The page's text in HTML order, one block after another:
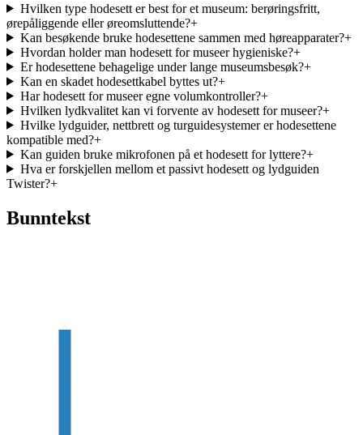
Hvilken type hodesett er best for et museum: berøringsfritt,
ørepåliggende eller øreomsluttende?+
Kan besøkende bruke hodesettene sammen med høreapparater?+
Hvordan holder man hodesett for museer hygieniske?+
Er hodesettene behagelige under lange museumsbesøk?+
Kan en skadet hodesettkabel byttes ut?+
Har hodesett for museer egne volumkontroller?+
Hvilken lydkvalitet kan vi forvente av hodesett for museer?+
Hvilke lydguider, nettbrett og turguidesystemer er hodesettene
kompatible med?+
Kan guiden bruke mikrofonen på et hodesett for lyttere?+
Hva er forskjellen mellom et passivt hodesett og lydguiden
Twister?+
Bunntekst